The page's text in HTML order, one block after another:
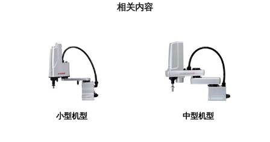
相关内容
小型机型 中型机型